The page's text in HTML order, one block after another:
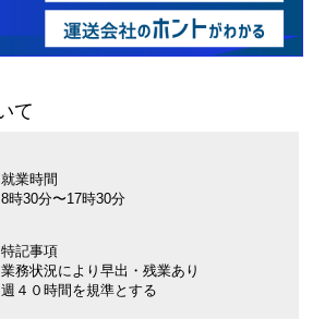
て
就業時間
8時30分〜17時30分
特記事項
業務状況により早出・残業あり
週４０時間を規準とする